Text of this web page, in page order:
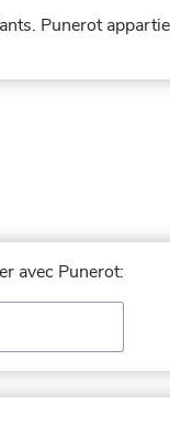
Punerot
avec Punerot: